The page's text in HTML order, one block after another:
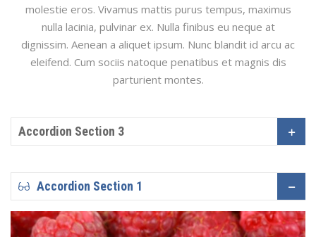
molestie eros. Vivamus mattis purus tempus, maximus
nulla lacinia, pulvinar ex. Nulla finibus eu neque at
dignissim. Aenean a aliquet ipsum. Nunc blandit id arcu ac
eleifend. Cum sociis natoque penatibus et magnis dis
parturient montes.
Accordion Section 3
Accordion Section 1